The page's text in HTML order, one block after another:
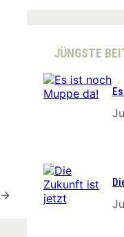
→
r
c
JÜNGSTE